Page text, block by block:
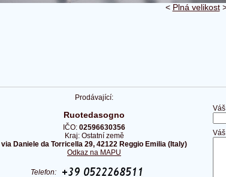
< Plná velikost
Prodávající:
Ruotedasogno
IČO: 02596630356
Kraj: Ostatní země
via Daniele da Torricella 29, 42122 Reggio Emilia (Italy)
Odkaz na MAPU
Telefon: